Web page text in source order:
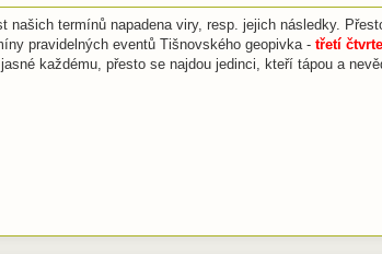
našich termínů napadena viry, resp. jejich následky.
pravidelných eventů Tišnovského geopivka - třetí
každému, přesto se najdou jedinci, kteří tápou a